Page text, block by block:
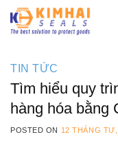
Skip
TIN TỨC
Tìm hiểu quy
hàng hóa bằng
POSTED ON 12 THÁNG